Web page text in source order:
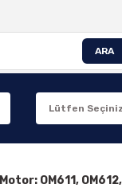
ARA
OM611,